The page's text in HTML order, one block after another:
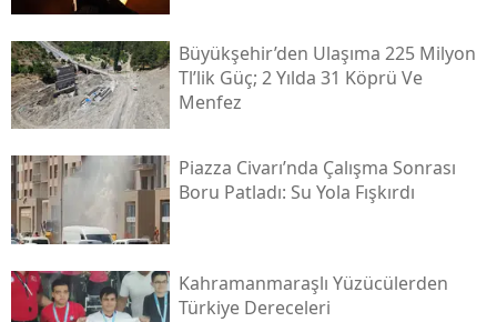
Büyükşehir’den Ulaşıma 225 Milyon
Tl’lik Güç; 2 Yılda 31 Köprü Ve
Menfez
Piazza Civarı’nda Çalışma Sonrası
Boru Patladı: Su Yola Fışkırdı
Kahramanmaraşlı Yüzücülerden
Türkiye Dereceleri